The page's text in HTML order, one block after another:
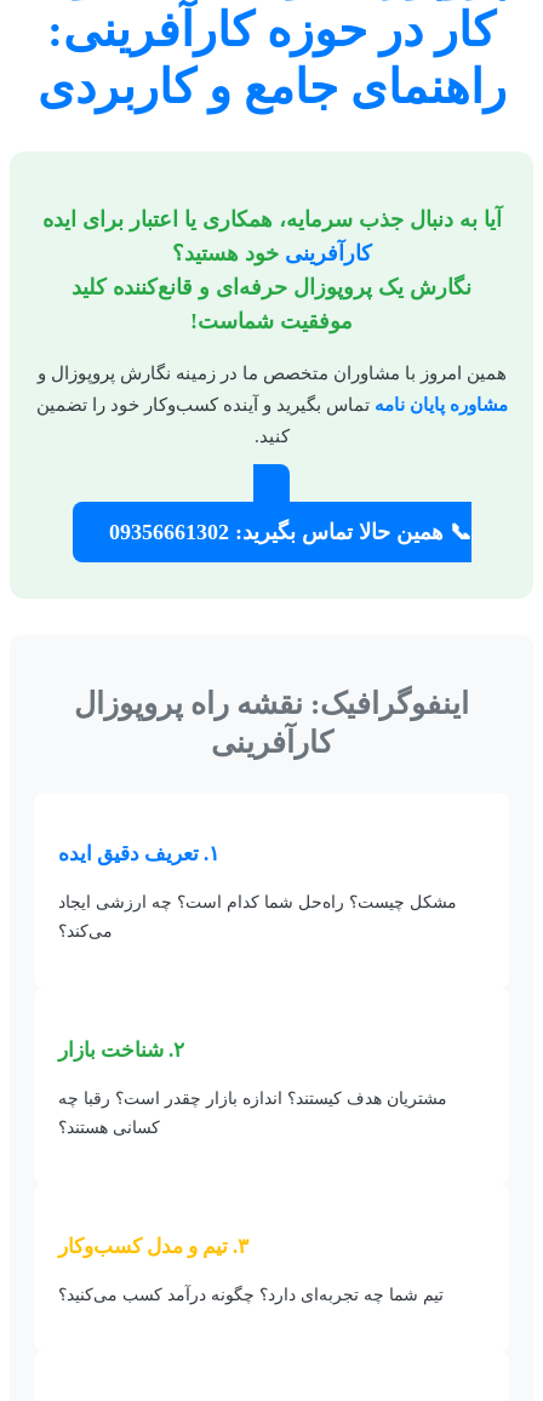
کار در حوزه کارآفرینی:
جامع و کاربردی
آیا به دنبال جذب سرمایه، همکاری یا اعتبار برای ایده
کارآفرینیخود هستید؟
نگارش یک پروپوزال حرفه‌ای و قانع‌کننده کلید
موفقیت شماست!
امروز با مشاوران متخصص ما در زمینه نگارش پروپوزال و
پایان نامهتماس بگیرید و آینده کسب‌وکار خود را تضمین
📞 همین حالا تماس بگیرید: 09356661302
اینفوگرافیک: نقشه راه پروپوزال
کارآفرینی
مشکل چیست؟ راه‌حل شما کدام است؟ چه ارزشی ایجاد
می‌کند؟
مشتریان هدف کیستند؟ اندازه بازار چقدر است؟ رقبا چه
کسانی هستند؟
تیم شما چه تجربه‌ای دارد؟ چگونه درآمد کسب می‌کنید؟